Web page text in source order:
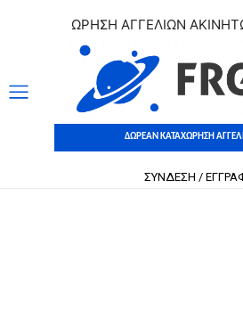
ΑΓΓΕΛΙΩΝ ΑΚΙΝΗΤΩΝ
ΔΩΡΕΑΝ ΚΑΤΑΧΩΡΗΣΗ
ΣΥΝΔΕΣΗ /